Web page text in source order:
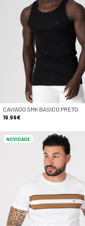
CAVIADO SMK BASICO PRETO
19.99€
NOVIDADE